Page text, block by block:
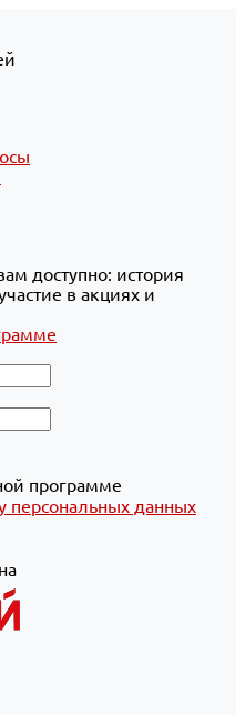
доступно: история
в акциях и
программе
персональных данных